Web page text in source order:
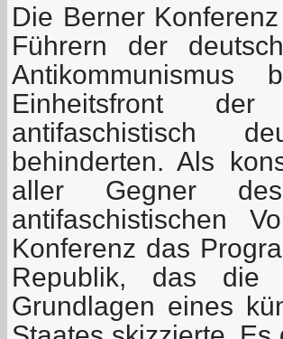
Die Berner
Führern der
Einheitsfront
antifaschistisch
behinderten. Als
aller Gegner
antifaschistischen
Konferenz das
Republik, das die
Grundlagen eines